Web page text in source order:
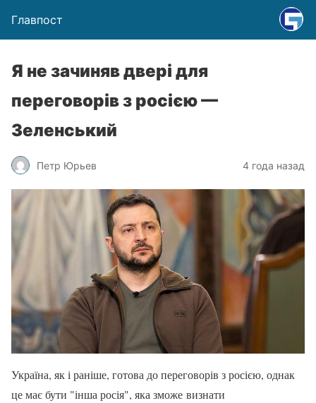
Главпост
Я не зачиняв двері для
переговорів з росією —
Зеленський
Петр Юрьев 4 года назад
Україна, як і раніше, готова до переговорів з росією, однак
це має бути "інша росія", яка зможе визнати